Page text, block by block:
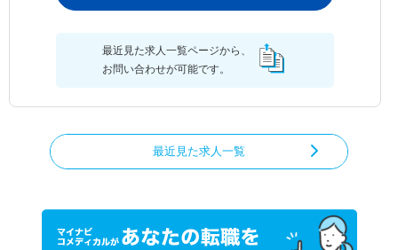
最近見た求人一覧ページから、
お問い合わせが可能です。
最近見た求人一覧